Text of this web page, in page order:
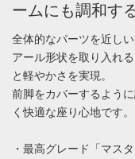
ームにも調和す
全体的なパーツを近し
アール形状を取り入れ
と軽やかさを実現。
前脚をカバーするよう
く快適な座り心地です。
・最高グレード「マス